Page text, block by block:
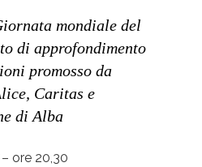
mondiale del
di approfondimento
promosso da
Caritas e
di Alba
ore 20,30